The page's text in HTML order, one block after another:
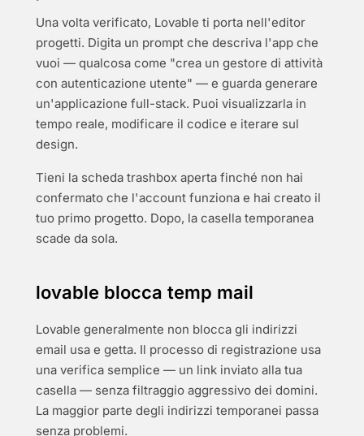
Una volta verificato, Lovable ti porta nell'editor
progetti. Digita un prompt che descriva l'app che
vuoi — qualcosa come "crea un gestore di attività
con autenticazione utente" — e guarda generare
un'applicazione full-stack. Puoi visualizzarla in
tempo reale, modificare il codice e iterare sul
design.
Tieni la scheda trashbox aperta finché non hai
confermato che l'account funziona e hai creato il
tuo primo progetto. Dopo, la casella temporanea
scade da sola.
lovable blocca temp mail
Lovable generalmente non blocca gli indirizzi
email usa e getta. Il processo di registrazione usa
una verifica semplice — un link inviato alla tua
casella — senza filtraggio aggressivo dei domini.
La maggior parte degli indirizzi temporanei passa
senza problemi.